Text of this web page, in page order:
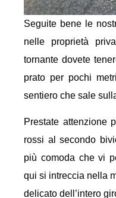
Seguite bene le
nelle proprietà
tornante dovete
prato per pochi
sentiero che sale
Prestate attenzione
rossi al secondo
più comoda che vi
qui si intreccia nella
delicato dell’intero